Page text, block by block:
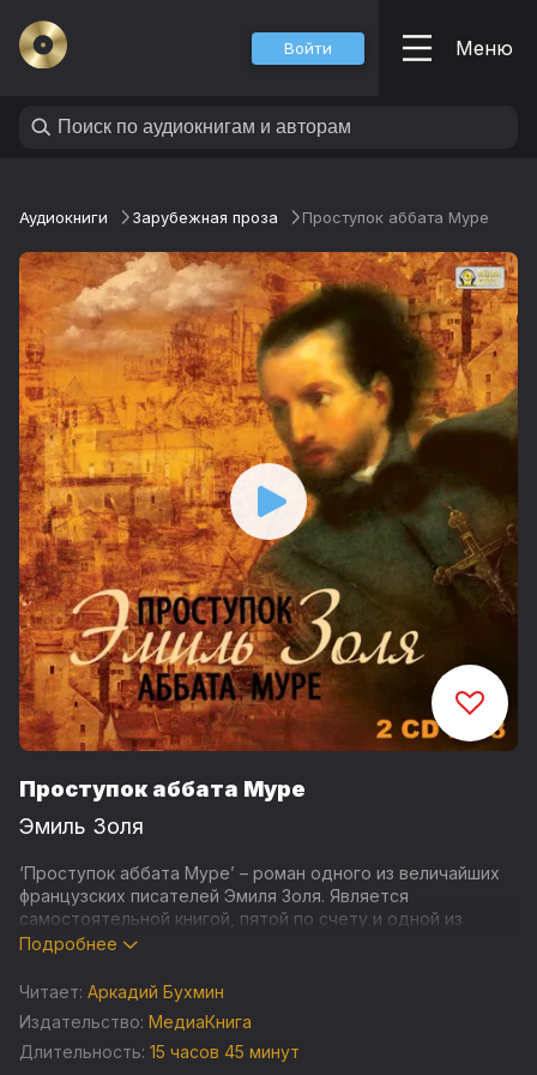
Войти Меню
Аудиокниги Зарубежная проза Проступок аббата Муре
Проступок аббата Муре
Эмиль Золя
‘Проступок аббата Муре’ – роман одного из величайших
французских писателей Эмиля Золя. Является
самостоятельной книгой, пятой по счету и одной из
лучших в великой тридцатитомной эпопее ‘Ругон-
истории одного семейства в эпоху Второй империи’,
исключителен.
Подробнее
Читает: Аркадий Бухмин
Издательство: МедиаКнига
Длительность: 15 часов 45 минут